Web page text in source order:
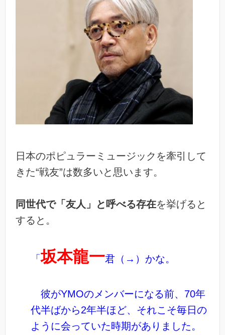
日本のポピュラーミュージックを牽引して
きた“戦友”は数多いと思います。
同世代で「友人」と呼べる存在を挙げると
すると。
「坂本龍一君（→）かな。
彼がYMOのメンバーになる前、70年
代半ばから2年半ほど、それこそ毎日の
ように会っていた時期がありました。